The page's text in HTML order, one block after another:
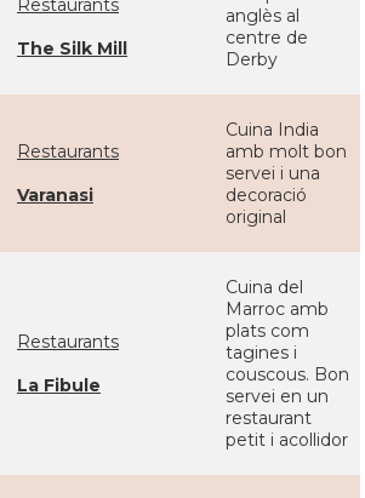
Restaurants
The Silk Mill
anglès al
centre de
Derby
Restaurants
Varanasi
Cuina India
amb molt bon
servei i una
decoració
original
Restaurants
La Fibule
Cuina del
Marroc amb
plats com
tagines i
couscous. Bon
servei en un
restaurant
petit i acollidor